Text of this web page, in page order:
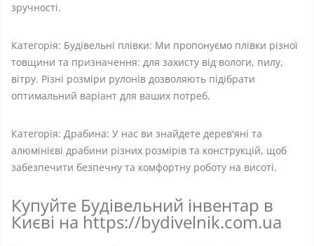
зручності.
Категорія: Будівельні плівки: Ми пропонуємо плівки різної
товщини та призначення: для захисту від вологи, пилу,
вітру. Різні розміри рулонів дозволяють підібрати
оптимальний варіант для ваших потреб.
Категорія: Драбина: У нас ви знайдете дерев'яні та
алюмінієві драбини різних розмірів та конструкцій, щоб
забезпечити безпечну та комфортну роботу на висоті.
Купуйте Будівельний інвентар в
Києві на https://bydivelnik.com.ua